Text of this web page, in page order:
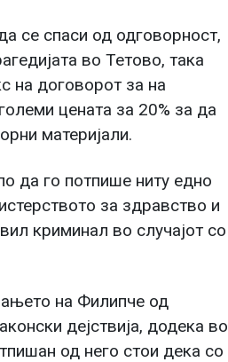
се спаси од одговорност,
во Тетово, така
на договорот за на
цената за 20% за да
материјали.
да го потпише ниту едно
за здравство и
криминал во случајот со
на Филипче од
дејствија, додека во
од него стои дека со